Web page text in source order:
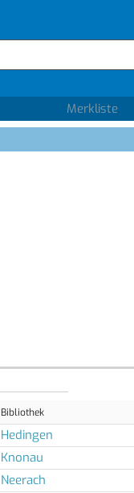
Merkliste
Bibliothek
Hedingen
Knonau
Neerach